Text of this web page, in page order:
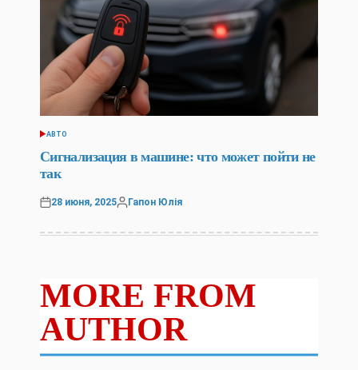
POSTED
IN
АВТО
Сигнализация в машине: что может пойти не
так
Posted
28 июня, 2025
Posted
Гапон Юлія
MORE FROM
AUTHOR